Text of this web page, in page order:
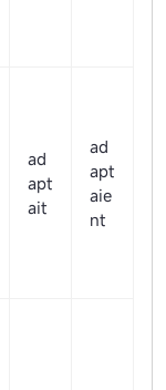
ad
apt
ait
ad
apt
aie
nt